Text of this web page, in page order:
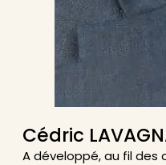
Cédric
A développé, au fil des